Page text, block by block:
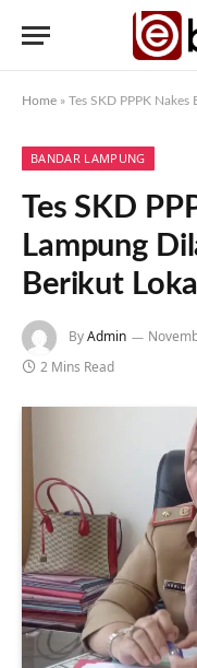
Home » Tes SKD PPPK Nakes
BANDAR LAMPUNG
Tes SKD
Lampung
Berikut
ByAdmin
2 Mins Read